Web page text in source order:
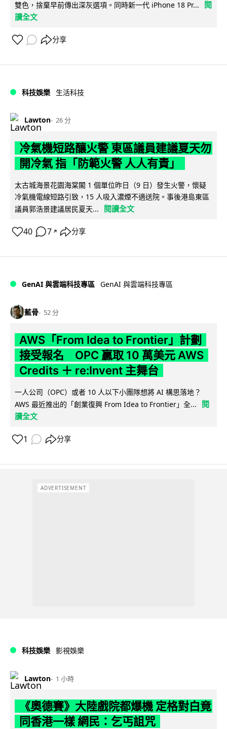
雙色，捨棄早前傳出深灰選項。同時新一代 iPhone 18 Pr...
閱
讀全文
分享
科技娛樂 生活科技
Lawton 26 分
冷氣機短路釀火警 東區議員建議夏天勿
開冷氣 指「防範火警 人人有責」
太古城海景花園海棠閣 1 個單位昨日（9 日）發生火警，懷疑
冷氣機電線短路引致，15 人吸入濃煙不適送院。事後港島東區
議員郭浩景建議居民夏天...
閱讀全文
40 7 ↗ 分享
GenAI 與雲端科技專區 GenAI 與雲端科技專區
藍骨 52 分
AWS「From Idea to Frontier」計劃
接受報名 OPC 贏取 10 萬美元 AWS
Credits ＋ re:Invent 主舞台
一人公司（OPC）或者 10 人以下小團隊想將 AI 構思落地？
AWS 最近推出的「創業復興 From Idea to Frontier」全...
閱
讀全文
1 分享
ADVERTISEMENT
科技娛樂 影視娛樂
Lawton 1 小時
《奧德賽》大陸戲院都爆機 定格對白竟
同香港一樣 網民：乞丐詛咒